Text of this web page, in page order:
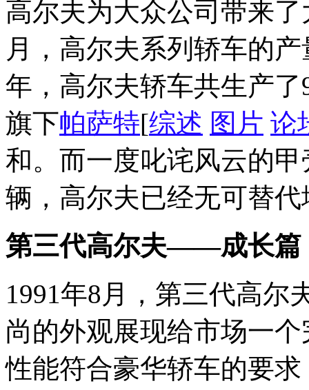
高尔夫为大众公司带来
月，高尔夫系列轿车的
年，高尔夫轿车共生产
旗下帕萨特[综述 图片 论
和。而一度叱诧风云的
辆，高尔夫已经无可替
第三代高尔夫——成长篇
1991年8月，第三代高尔
尚的外观展现给市场一
性能符合豪华轿车的要